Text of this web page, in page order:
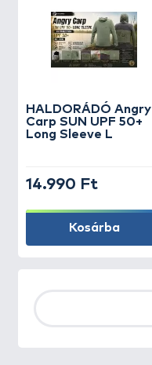
HALDORÁDÓ Angry
Carp SUN UPF 50+
Long Sleeve L
14.990 Ft
Kosárba